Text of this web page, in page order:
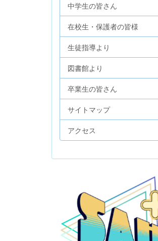
中学生の皆さん
在校生・保護者の皆様
生徒指導より
図書館より
卒業生の皆さん
サイトマップ
アクセス